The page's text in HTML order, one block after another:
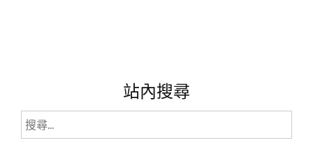
站內搜尋
搜
尋